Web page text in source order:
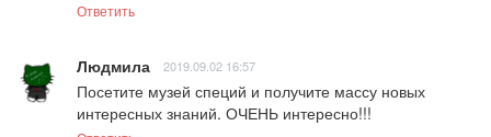
Ответить
Людмила 2019.09.02 16:57
Посетите музей специй и получите массу новых
интересных знаний. ОЧЕНЬ интересно!!!